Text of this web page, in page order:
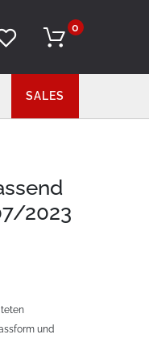
0
SALES
2023
und